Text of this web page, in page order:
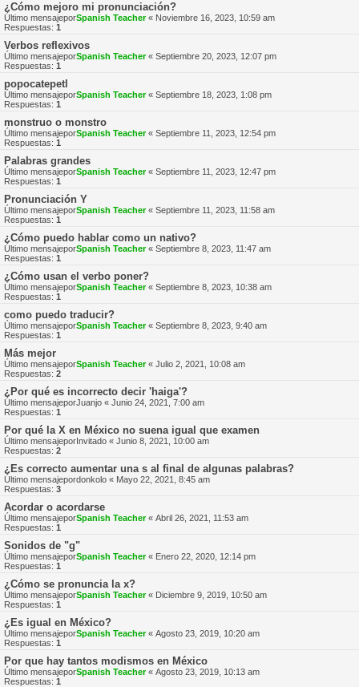
¿Cómo mejoro mi pronunciación?
Último mensajeporSpanish Teacher« Noviembre 16, 2023, 10:59 am
Respuestas: 1
Verbos reflexivos
Último mensajeporSpanish Teacher« Septiembre 20, 2023, 12:07 pm
Respuestas: 1
popocatepetl
Último mensajeporSpanish Teacher« Septiembre 18, 2023, 1:08 pm
Respuestas: 1
monstruo o monstro
Último mensajeporSpanish Teacher« Septiembre 11, 2023, 12:54 pm
Respuestas: 1
Palabras grandes
Último mensajeporSpanish Teacher« Septiembre 11, 2023, 12:47 pm
Respuestas: 1
Pronunciación Y
Último mensajeporSpanish Teacher« Septiembre 11, 2023, 11:58 am
Respuestas: 1
¿Cómo puedo hablar como un nativo?
Último mensajeporSpanish Teacher« Septiembre 8, 2023, 11:47 am
Respuestas: 1
¿Cómo usan el verbo poner?
Último mensajeporSpanish Teacher« Septiembre 8, 2023, 10:38 am
Respuestas: 1
como puedo traducir?
Último mensajeporSpanish Teacher« Septiembre 8, 2023, 9:40 am
Respuestas: 1
Más mejor
Último mensajeporSpanish Teacher« Julio 2, 2021, 10:08 am
Respuestas: 2
¿Por qué es incorrecto decir 'haiga'?
Último mensajeporJuanjo « Junio 24, 2021, 7:00 am
Respuestas: 1
Por qué la X en México no suena igual que examen
Último mensajeporInvitado « Junio 8, 2021, 10:00 am
Respuestas: 2
¿Es correcto aumentar una s al final de algunas palabras?
Último mensajepordonkolo « Mayo 22, 2021, 8:45 am
Respuestas: 3
Acordar o acordarse
Último mensajeporSpanish Teacher« Abril 26, 2021, 11:53 am
Respuestas: 1
Sonidos de "g"
Último mensajeporSpanish Teacher« Enero 22, 2020, 12:14 pm
Respuestas: 1
¿Cómo se pronuncia la x?
Último mensajeporSpanish Teacher« Diciembre 9, 2019, 10:50 am
Respuestas: 1
¿Es igual en México?
Último mensajeporSpanish Teacher« Agosto 23, 2019, 10:20 am
Respuestas: 1
Por que hay tantos modismos en México
Último mensajeporSpanish Teacher« Agosto 23, 2019, 10:13 am
Respuestas: 1